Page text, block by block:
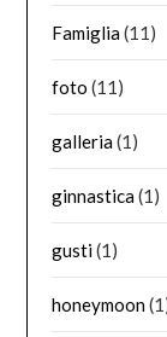
Famiglia(11)
foto (11)
galleria(1)
ginnastica(1)
gusti(1)
honeymoon